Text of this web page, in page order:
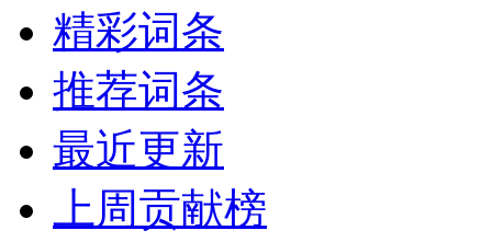
精彩词条
推荐词条
最近更新
上周贡献榜